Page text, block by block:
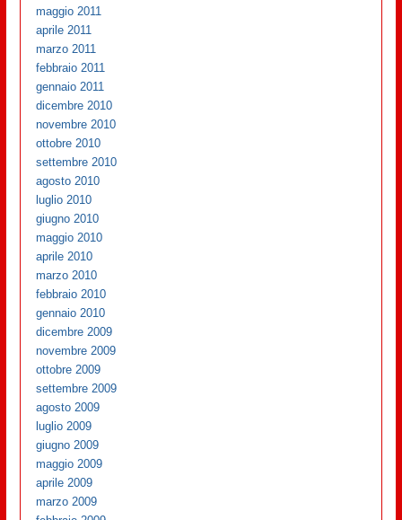
maggio 2011
aprile 2011
marzo 2011
febbraio 2011
gennaio 2011
dicembre 2010
novembre 2010
ottobre 2010
settembre 2010
agosto 2010
luglio 2010
giugno 2010
maggio 2010
aprile 2010
marzo 2010
febbraio 2010
gennaio 2010
dicembre 2009
novembre 2009
ottobre 2009
settembre 2009
agosto 2009
luglio 2009
giugno 2009
maggio 2009
aprile 2009
marzo 2009